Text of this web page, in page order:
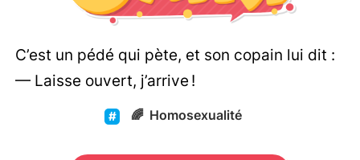
C’est un pédé qui pète, et son copain lui dit :
— Laisse ouvert, j’arrive !
🌈 Homosexualité